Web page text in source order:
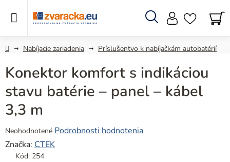
Hľadať
DomovNabíjacie zariadenia Príslušentvo k nabíjačkám autobatérií
Konektor komfort s indikáciou
stavu batérie – panel – kábel
3,3 m
Priemerné
hodnotenie
produktu
Neohodnotené Podrobnosti hodnotenia
Značka: CTEK
Kód: 254